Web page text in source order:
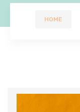
HOME